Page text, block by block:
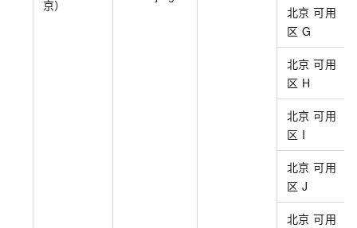
京）
北京 可用
区 G
北京 可用
区 H
北京 可用
区 I
北京 可用
区 J
北京 可用